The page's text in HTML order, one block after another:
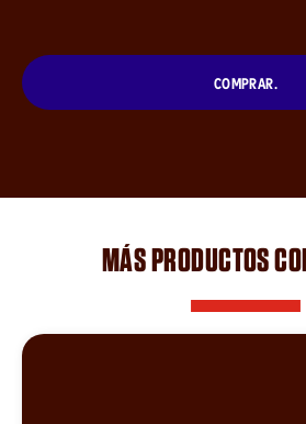
COMPRAR.
MÁS PRODUCTOS